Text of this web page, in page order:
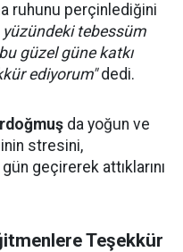
ruhunu perçinlediğini
yüzündeki tebessüm
güzel güne katkı
ediyorum"dedi.
da yoğun ve
stresini,
geçirerek attıklarını
Teşekkür